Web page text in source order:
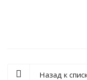
Назад к